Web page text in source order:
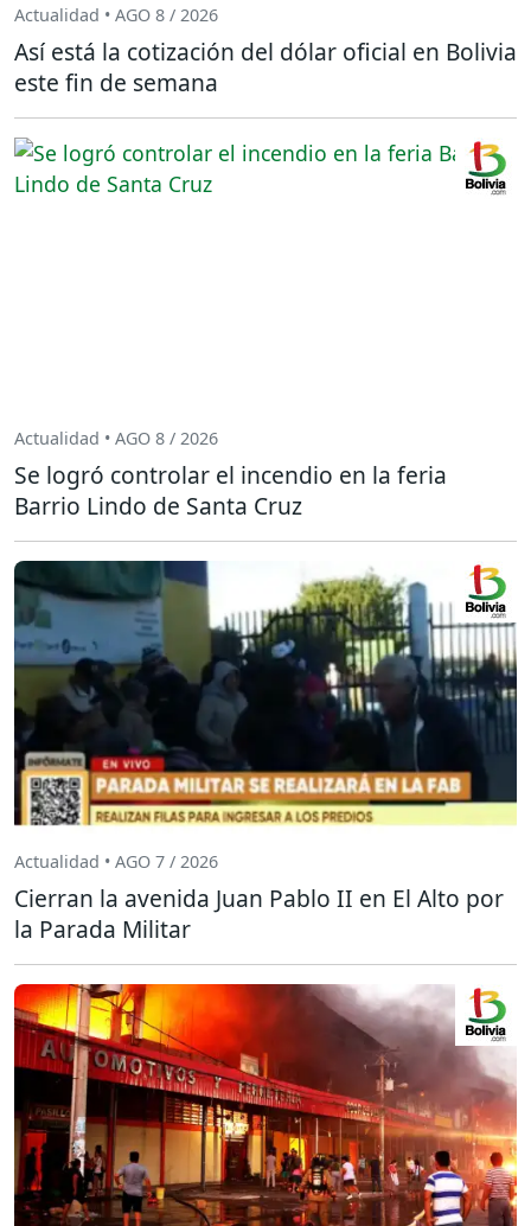
Actualidad • AGO 8 / 2026
Así está la cotización del dólar oficial en Bolivia
este fin de semana
Actualidad • AGO 8 / 2026
Se logró controlar el incendio en la feria
Barrio Lindo de Santa Cruz
Actualidad • AGO 7 / 2026
Cierran la avenida Juan Pablo II en El Alto por
la Parada Militar